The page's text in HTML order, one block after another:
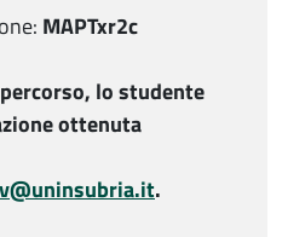
MAPTxr2c
lo studente
ottenuta
.